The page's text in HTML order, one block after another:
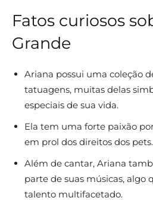
Fatos curiosos
Grande
Ariana possui uma coleção
tatuagens, muitas delas
especiais de sua vida.
Ela tem uma forte paixão
em prol dos direitos dos pets.
Além de cantar, Ariana
parte de suas músicas, algo
talento multifacetado.